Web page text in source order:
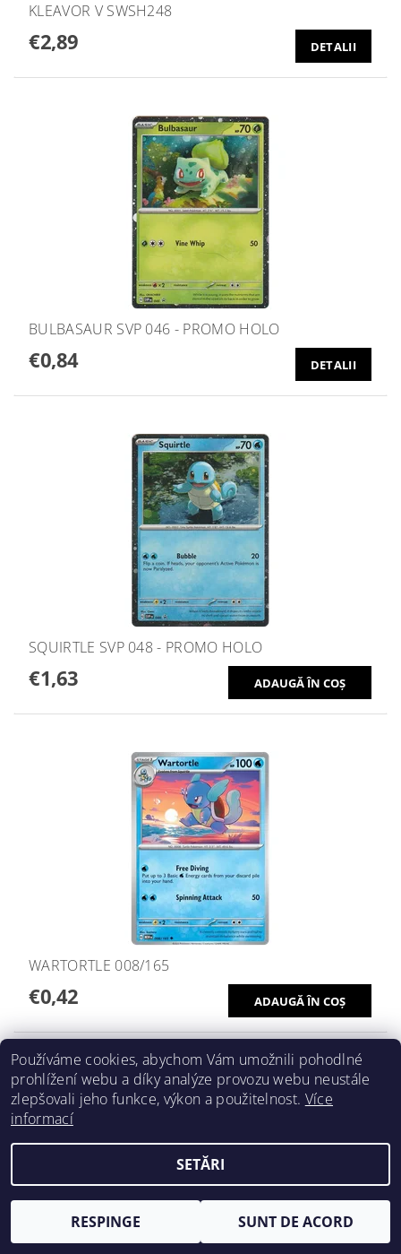
KLEAVOR V SWSH248
€2,89 DETALII
BULBASAUR SVP 046 - PROMO HOLO
€0,84 DETALII
SQUIRTLE SVP 048 - PROMO HOLO
€1,63
WARTORTLE 008/165
€0,42
Používáme cookies, abychom Vám umožnili pohodlné
prohlížení webu a díky analýze provozu webu neustále
zlepšovali jeho funkce, výkon a použitelnost. Více
informací
SETĂRI
RESPINGE SUNT DE ACORD